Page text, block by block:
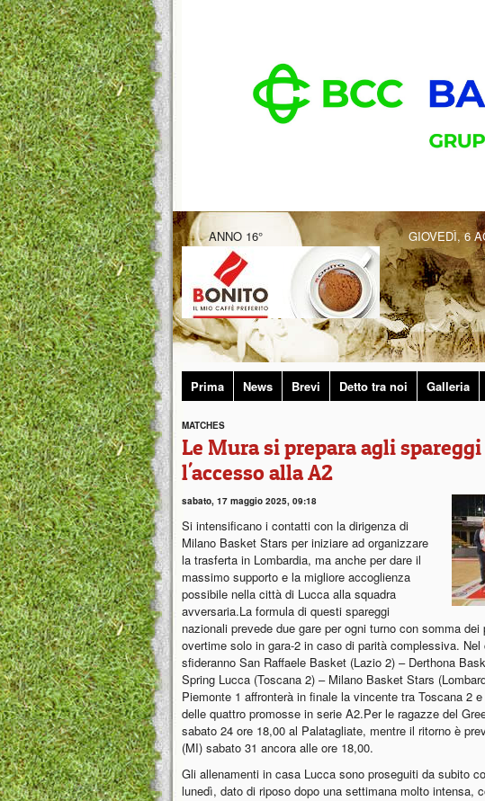
ANNO 16° GIOVEDÌ, 6
Prima News Brevi Detto tra noi Galleria
MATCHES
Le Mura si prepara agli
l'accesso alla A2
sabato, 17 maggio 2025, 09:18
Si intensificano i contatti con la dirigenza di
Milano Basket Stars per iniziare ad organizzare
la trasferta in Lombardia, ma anche per dare il
massimo supporto e la migliore accoglienza
possibile nella città di Lucca alla squadra
avversaria.La formula di questi spareggi
nazionali prevede due gare per ogni turno con somma
overtime solo in gara-2 in caso di parità complessiva.
sfideranno San Raffaele Basket (Lazio 2) – Derthona
Spring Lucca (Toscana 2) – Milano Basket Stars
Piemonte 1 affronterà in finale la vincente tra Toscana 2
delle quattro promosse in serie A2.Per le ragazze del
sabato 24 ore 18,00 al Palatagliate, mentre il ritorno è
(MI) sabato 31 ancora alle ore 18,00.
Gli allenamenti in casa Lucca sono proseguiti da subito
lunedì, dato di riposo dopo una settimana molto intensa,